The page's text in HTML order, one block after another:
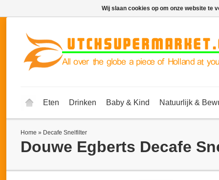
Eten Drinken Baby & Kind Natuurlijk &
Home » Decafe Snelfilter
Douwe Egberts Decafe
Wij slaan cookies op om onze website te